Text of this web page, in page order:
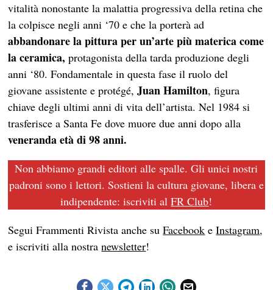
vitalità nonostante la malattia progressiva della retina che
la colpisce negli anni ‘70 e che la porterà ad
abbandonare la pittura per un’arte più materica come
la ceramica, protagonista della tarda produzione degli
anni ‘80. Fondamentale in questa fase il ruolo del
giovane assistente e protégé,Juan Hamilton, figura
chiave degli ultimi anni di vita dell’artista. Nel 1984 si
trasferisce a Santa Fe dove muore due anni dopo alla
veneranda età di 98 anni.
Non abbiamo grandi editori alle spalle. Gli unici nostri
padroni sono i lettori. Sostieni la cultura giovane, libera e
indipendente: iscriviti alFR Club!
Segui Frammenti Rivista anche suFacebook eInstagram,
e iscriviti alla nostranewsletter!